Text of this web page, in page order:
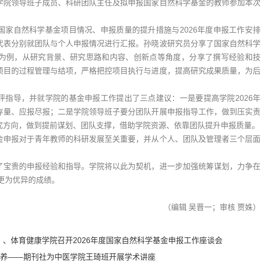
领导班子成员、科研团队主任及拟申报国家自然科学基金的教师参加本次
家自然科学基金项目情况、申报质量的提升措施与2026年度申报工作安排
分别就团队与个人申报情况进行汇报。孙晓波研究员分享了国家自然科学
例，从研究背景、研究思路和内容、创新点等角度，分享了撰写经验和技
的过程管理与结项，严格把控项目执行与进度，提高研究成果质量，为后
指导，并就学院的基金申报工作提出了三点建议：一是要提高学院2026年
、应报尽报；二是学院领导班子要分团队开展申报指导工作，做到压实责
向，做到提前谋划、团队支撑，借助学院资源、依靠团队提升申报质量。
报对于青年教师的科研发展至关重要，并从个人、团队及管理者三个层面
贵的申报经验和指导。学院将以此为契机，进一步加强统筹谋划，力争在
优异的成绩。
（编辑 吴晋一；审核 贾姝）
体育健康学院召开2026年度国家自然科学基金申报工作座谈会
养——期刊社为中医学院王琦班开展学术讲座